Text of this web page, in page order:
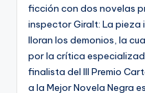
ficción con dos novelas
inspector Giralt: La pieza
lloran los demonios, la
por la crítica
finalista del III Premio
a la Mejor Novela Negra